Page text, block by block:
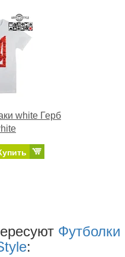
white Герб
Футболки
: